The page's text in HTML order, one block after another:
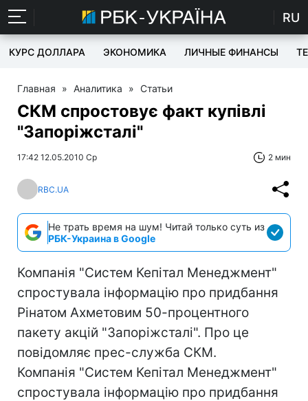
RU
КУРС ДОЛЛАРА ЭКОНОМИКА ЛИЧНЫЕ ФИНАНСЫ
Главная » Аналитика » Статьи
СКМ спростовує факт купівлі
"Запоріжсталі"
17:42 12.05.2010 Ср 2 мин
RBC.UA
Не трать время на шум! Читай только суть из
РБК-Украина в Google
Компанія "Систем Кепітал Менеджмент"
спростувала інформацію про придбання
Рінатом Ахметовим 50-процентного
пакету акцій "Запоріжсталі". Про це
повідомляє прес-служба СКМ.
Компанія "Систем Кепітал Менеджмент"
спростувала інформацію про придбання